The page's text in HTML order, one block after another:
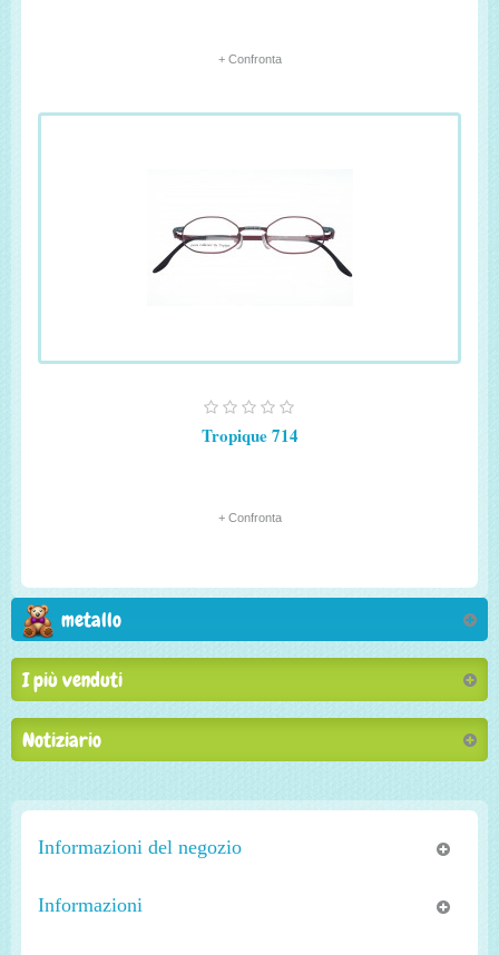
+ Confronta
Tropique 714
+ Confronta
metallo
I più venduti
Notiziario
Informazioni del negozio
Informazioni